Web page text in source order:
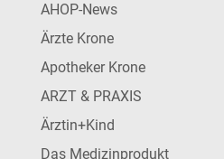
AHOP-News
Ärzte Krone
Apotheker Krone
ARZT & PRAXIS
Ärztin+Kind
Das Medizinprodukt